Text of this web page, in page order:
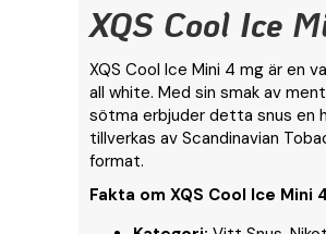
XQS Cool Ice
XQS Cool Ice Mini 4 mg är en
all white. Med sin smak av
sötma erbjuder detta snus en
tillverkas av Scandinavian
format.
Fakta om XQS Cool Ice Mini